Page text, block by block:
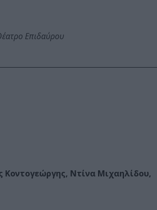
Επιδαύρου
Κοντογεώργης, Ντίνα Μιχαηλίδου,